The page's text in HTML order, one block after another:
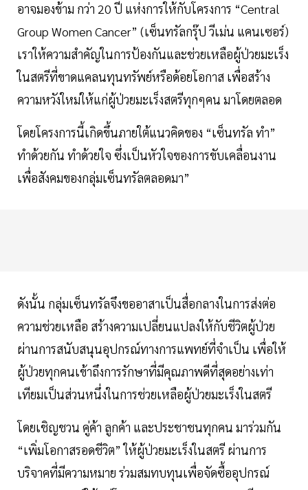
อาจมองข้าม กว่า 20 ปี แห่งการให้กับโครงการ “Central
Group Women Cancer” (เซ็นทรัลกรุ๊ป วีเม่น แคนเซอร์)
เราให้ความสำคัญในการป้องกันและช่วยเหลือผู้ป่วยมะเร็ง
ในสตรีที่ขาดแคลนทุนทรัพย์หรือด้อยโอกาส เพื่อสร้าง
ความหวังใหม่ให้แก่ผู้ป่วยมะเร็งสตรีทุกๆคน มาโดยตลอด
โดยโครงการนี้เกิดขึ้นภายใต้แนวคิดของ “เซ็นทรัล ทำ”
ทำด้วยกัน ทำด้วยใจ ซึ่งเป็นหัวใจของการขับเคลื่อนงาน
เพื่อสังคมของกลุ่มเซ็นทรัลตลอดมา”
ดังนั้น กลุ่มเซ็นทรัลจึงขออาสาเป็นสื่อกลางในการส่งต่อ
ความช่วยเหลือ สร้างความเปลี่ยนแปลงให้กับชีวิตผู้ป่วย
ผ่านการสนับสนุนอุปกรณ์ทางการแพทย์ที่จำเป็น เพื่อให้
ผู้ป่วยทุกคนเข้าถึงการรักษาที่มีคุณภาพดีที่สุดอย่างเท่า
เทียมเป็นส่วนหนึ่งในการช่วยเหลือผู้ป่วยมะเร็งในสตรี
โดยเชิญชวน คู่ค้า ลูกค้า และประชาชนทุกคน มาร่วมกัน
“เพิ่มโอกาสรอดชีวิต” ให้ผู้ป่วยมะเร็งในสตรี ผ่านการ
บริจาคที่มีความหมาย ร่วมสมทบทุนเพื่อจัดซื้ออุปกรณ์